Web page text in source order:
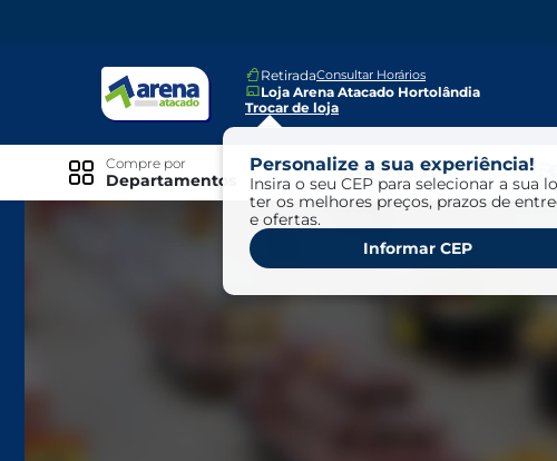
RetiradaConsultar Horários
Loja Arena Atacado Hortolândia
Trocar de loja
Personalize a sua experiência!
Insira o seu CEP para selecionar a sua
ter os melhores preços, prazos de
e ofertas.
Informar CEP
Ofertas
Compre por
Departamentos
Ofertas Cartão Fácil pra Pagar